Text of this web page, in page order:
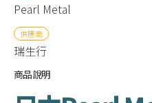
Pearl Metal
供應商
瑞生行
商品說明